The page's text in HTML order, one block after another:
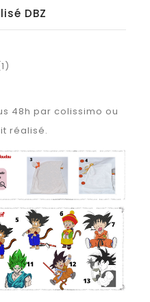
DBZ
48h par colissimo ou
réalisé.